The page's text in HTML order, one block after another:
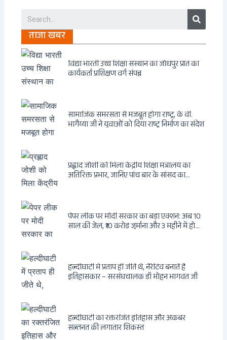
Search
ताजा खबर
विद्या भारती उच्च शिक्षा संस्थान का जोधपुर प्रांत का
कार्यकर्ता प्रशिक्षण वर्ग संपन्न
सामाजिक समरसता से मजबूत होगा राष्ट्र, के वी.
भागैय्या जी ने युवाओं को दिया राष्ट्र निर्माण का संदेश
प्रह्लाद जोशी को मिला केंद्रीय शिक्षा मंत्रालय का
अतिरिक्त प्रभार, जानिए पांच बार के सांसद का
पेपर लीक पर मोदी सरकार का बड़ा एक्शन: अब 10
साल की जेल, ₹10 करोड़ जुर्माना और 3 महीने में होगा
हल्दीघाटी में प्रताप ही जीते थे, नैरेटिव बनाते हैं
इतिहासकार – सरसंघचालक डॉ मोहन भागवत जी
हल्दीघाटी का रक्तरंजित इतिहास और अकबर
सल्तनत की लगातार शिकस्त